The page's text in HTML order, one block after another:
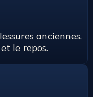
anciennes,
le repos.